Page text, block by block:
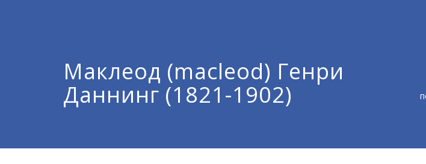
Маклеод (macleod) Генри
Даннинг (1821-1902)